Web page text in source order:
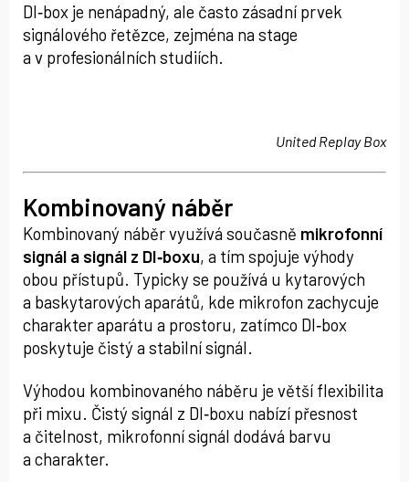
DI‑box je nenápadný, ale často zásadní prvek
signálového řetězce, zejména na stage
a v profesionálních studiích.
United Replay Box
Kombinovaný náběr
Kombinovaný náběr využívá současně mikrofonní
signál a signál z DI‑boxu, a tím spojuje výhody
obou přístupů. Typicky se používá u kytarových
a baskytarových aparátů, kde mikrofon zachycuje
charakter aparátu a prostoru, zatímco DI‑box
poskytuje čistý a stabilní signál.
Výhodou kombinovaného náběru je větší flexibilita
při mixu. Čistý signál z DI‑boxu nabízí přesnost
a čitelnost, mikrofonní signál dodává barvu
a charakter.